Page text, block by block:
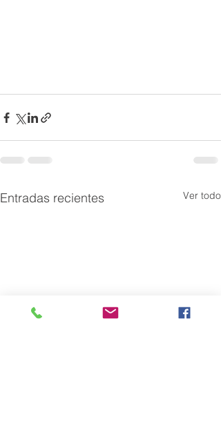
Entradas recientes Ver todo